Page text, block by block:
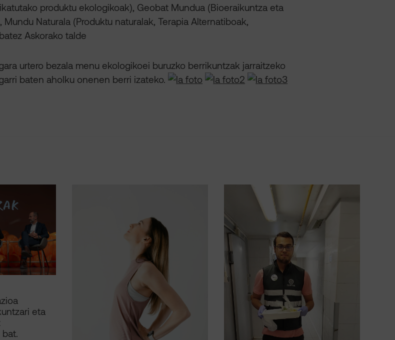
produktu ekologikoak), Geobat Mundua (Bioeraikuntza eta
Naturala (Produktu naturalak, Terapia Alternatiboak,
Askorako talde
urtero bezala menu ekologikoei buruzko berrikuntzak jarraitzeko
baten aholku onenen berri izateko.
eta